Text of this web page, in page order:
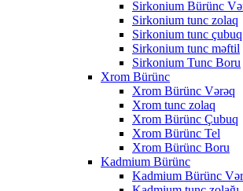
Sirkonium Bürünc
Sirkonium tunc zolaq
Sirkonium tunc çubuq
Sirkonium tunc məftil
Sirkonium Tunc Boru
Xrom Bürünc
Xrom Bürünc Vərəq
Xrom tunc zolaq
Xrom Bürünc Çubuq
Xrom Bürünc Tel
Xrom Bürünc Boru
Kadmium Bürünc
Kadmium Bürünc